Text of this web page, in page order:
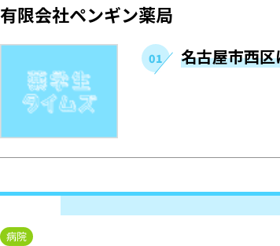
有限会社ペンギン薬局
名古屋市西
病院